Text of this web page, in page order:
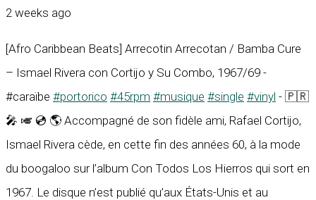
2 weeks ago
[Afro Caribbean Beats] Arrecotin Arrecotan / Bamba Cure
– Ismael Rivera con Cortijo y Su Combo, 1967/69 -
#caraïbe #portorico #45rpm #musique #single #vinyl - 🇵🇷
🎤 🎺 💿 🌎 Accompagné de son fidèle ami, Rafael Cortijo,
Ismael Rivera cède, en cette fin des années 60, à la mode
du boogaloo sur l’album Con Todos Los Hierros qui sort en
1967. Le disque n’est publié qu’aux États-Unis et au